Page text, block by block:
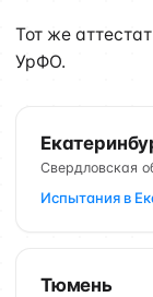
Тот же
УрФО.
Свердловская
Испытания в
Тюмень